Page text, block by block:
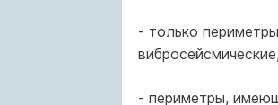
- только
- периметры,